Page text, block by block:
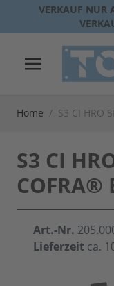
Direkt zum Inhalt
VERKAUF NUR
Home / S3 CI HRO
S3 CI
COFRA®
Art.-Nr.
Lieferzeit ca.